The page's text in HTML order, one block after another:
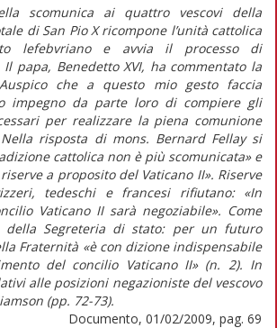
scomunica ai quattro vescovi della
di San Pio X ricompone l’unità cattolica
lefebvriano e avvia il processo di
papa, Benedetto XVI, ha commentato la
che a questo mio gesto faccia
impegno da parte loro di compiere gli
per realizzare la piena comunione
risposta di mons. Bernard Fellay si
cattolica non è più scomunicata» e
a proposito del Vaticano II». Riserve
tedeschi e francesi rifiutano: «In
Vaticano II sarà negoziabile». Come
della Segreteria di stato: per un futuro
Fraternità «è con dizione indispensabile
del concilio Vaticano II» (n. 2). In
alle posizioni negazioniste del vescovo
(pp. 72-73).
Documento, 01/02/2009, pag. 69